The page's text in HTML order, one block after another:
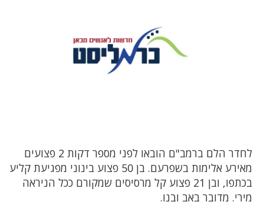
לחדר הלם ברמב"ם הובאו לפני מספר דקות 2 פצועים
מאירע אלימות בשפרעם. בן 50 פצוע בינוני מפגיעת קליע
בכתפו, ובן 21 פצוע קל מרסיסים שמקורם ככל הניראה
מירי. מדובר באב ובנו.